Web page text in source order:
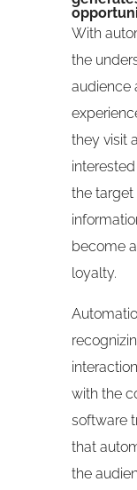
With
the
audience
they visit
the target
become
loyalty.
with the
software
that
the